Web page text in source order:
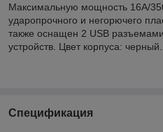
Максимальную мощность 16А/
ударопрочного и негорючего
также оснащен 2 USB
устройств. Цвет корпуса: черный.
Спецификация